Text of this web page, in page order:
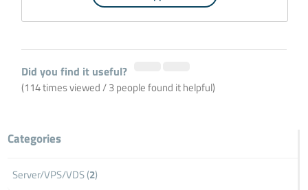
Did you find it useful?
(114 times viewed / 3 people found it helpful)
Categories
Server/VPS/VDS (2)